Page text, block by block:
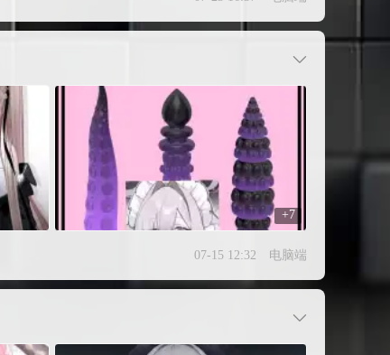
+7
07-15 12:32 电脑端